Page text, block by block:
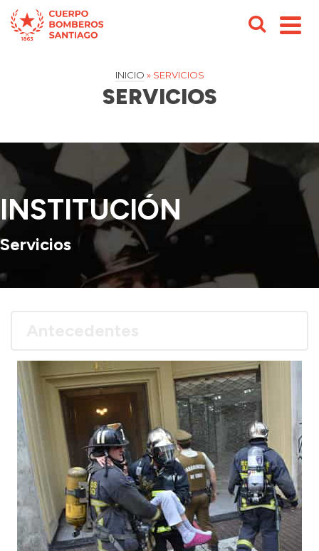
INICIO » SERVICIOS
SERVICIOS
INSTITUCIÓN
Servicios